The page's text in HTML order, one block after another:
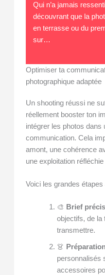
Qui n’a jamais
découvrant que la
en terrasse ou du
sur…
Optimiser ta
photographique adaptée
Un shooting réussi ne
réellement booster ton
intégrer les photos dans
communication. Cela
amont, une cohérence
une exploitation
Voici les grandes étapes
🎨 Brief
objectifs, de la
transmettre.
👗
personnalisés
accessoires